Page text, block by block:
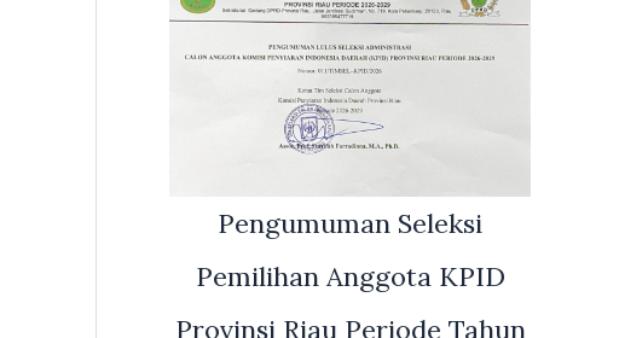
Pengumuman Seleksi
Pemilihan Anggota KPID
Provinsi Riau Periode Tahun